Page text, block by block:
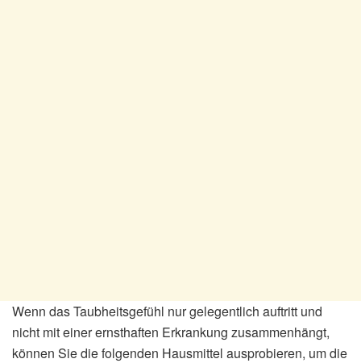
Wenn das Taubheitsgefühl nur gelegentlich auftritt und
nicht mit einer ernsthaften Erkrankung zusammenhängt,
können Sie die folgenden Hausmittel ausprobieren, um die